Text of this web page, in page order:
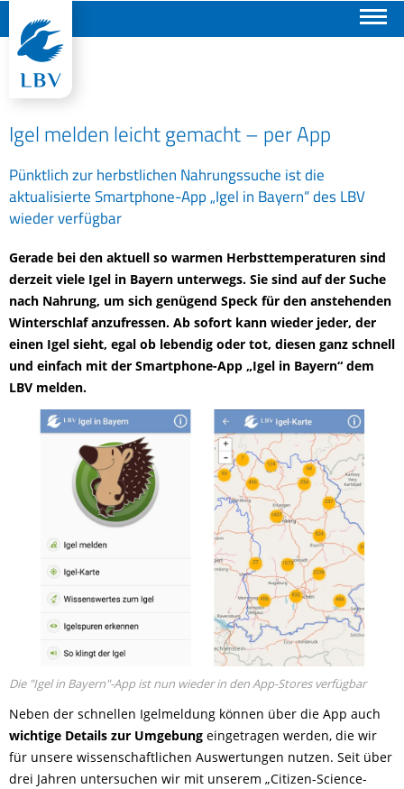
Igel melden leicht gemacht – per App
Pünktlich zur herbstlichen Nahrungssuche ist die
aktualisierte Smartphone-App „Igel in Bayern“ des LBV
wieder verfügbar
Gerade bei den aktuell so warmen Herbsttemperaturen sind
derzeit viele Igel in Bayern unterwegs. Sie sind auf der Suche
nach Nahrung, um sich genügend Speck für den anstehenden
Winterschlaf anzufressen. Ab sofort kann wieder jeder, der
einen Igel sieht, egal ob lebendig oder tot, diesen ganz schnell
und einfach mit der Smartphone-App „Igel in Bayern“ dem
LBV melden.
Die "Igel in Bayern"-App ist nun wieder in den App-Stores verfügbar
Neben der schnellen Igelmeldung können über die App auch
wichtige Details zur Umgebung eingetragen werden, die wir
für unsere wissenschaftlichen Auswertungen nutzen. Seit über
drei Jahren untersuchen wir mit unserem „Citizen-Science-